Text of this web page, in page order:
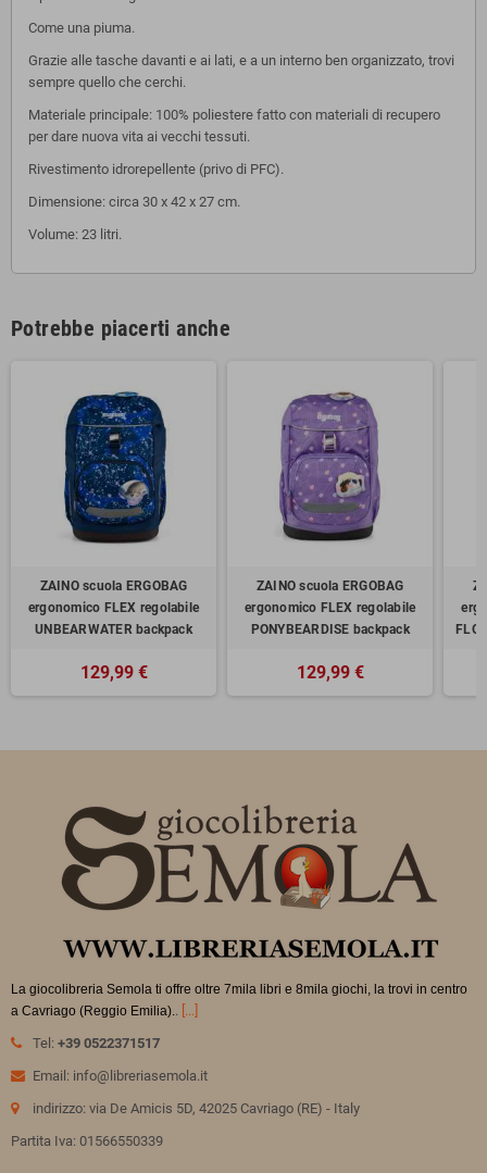
Come una piuma.
Grazie alle tasche davanti e ai lati, e a un interno ben organizzato, trovi
sempre quello che cerchi.
Materiale principale: 100% poliestere fatto con materiali di recupero
per dare nuova vita ai vecchi tessuti.
Rivestimento idrorepellente (privo di PFC).
Dimensione: circa 30 x 42 x 27 cm.
Volume: 23 litri.
Potrebbe piacerti anche
ZAINO scuola ERGOBAG
ergonomico FLEX regolabile
UNBEARWATER backpack
129,99 €
ZAINO scuola ERGOBAG
ergonomico FLEX regolabile
PONYBEARDISE backpack
129,99 €
La giocolibreria Semola ti offre oltre 7mila libri e 8mila giochi, la trovi in centro
a Cavriago (Reggio Emilia).. [...]
Tel: +39 0522371517
Email: info@libreriasemola.it
indirizzo: via De Amicis 5D, 42025 Cavriago (RE) - Italy
Partita Iva: 01566550339